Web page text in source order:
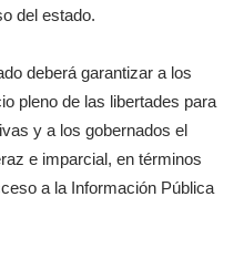
del estado.
deberá garantizar a los
pleno de las libertades para
y a los gobernados el
e imparcial, en términos
a la Información Pública